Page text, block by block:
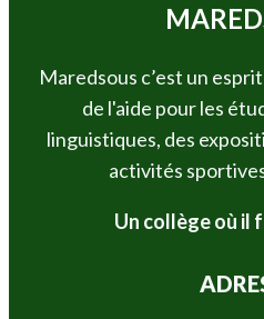
Maredsous c’est un
de l'aide pour les
linguistiques, des
activités
Un collège où il